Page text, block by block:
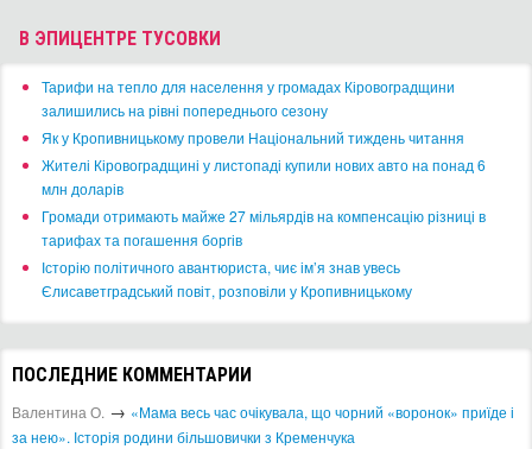
В ЭПИЦЕНТРЕ ТУСОВКИ
​Тарифи на тепло для населення у громадах Кіровоградщини
залишились на рівні попереднього сезону
​Як у Кропивницькому провели Національний тиждень читання
​Жителі Кіровоградщині у листопаді купили нових авто на понад 6
млн доларів
​Громади отримають майже 27 мільярдів на компенсацію різниці в
тарифах та погашення боргів
Історію політичного авантюриста, чиє ім’я знав увесь
Єлисаветградський повіт, розповіли у Кропивницькому
ПОСЛЕДНИЕ КОММЕНТАРИИ
Валентина О. → «Мама весь час очікувала, що чорний «воронок» приїде і
за нею». Історія родини більшовички з Кременчука